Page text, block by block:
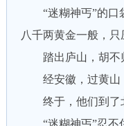
“迷糊神丐”的口
八千两黄金一般，只
踏出庐山，胡不
经安徽，过黄山
终于，他们到了
“迷糊神丐”忍不